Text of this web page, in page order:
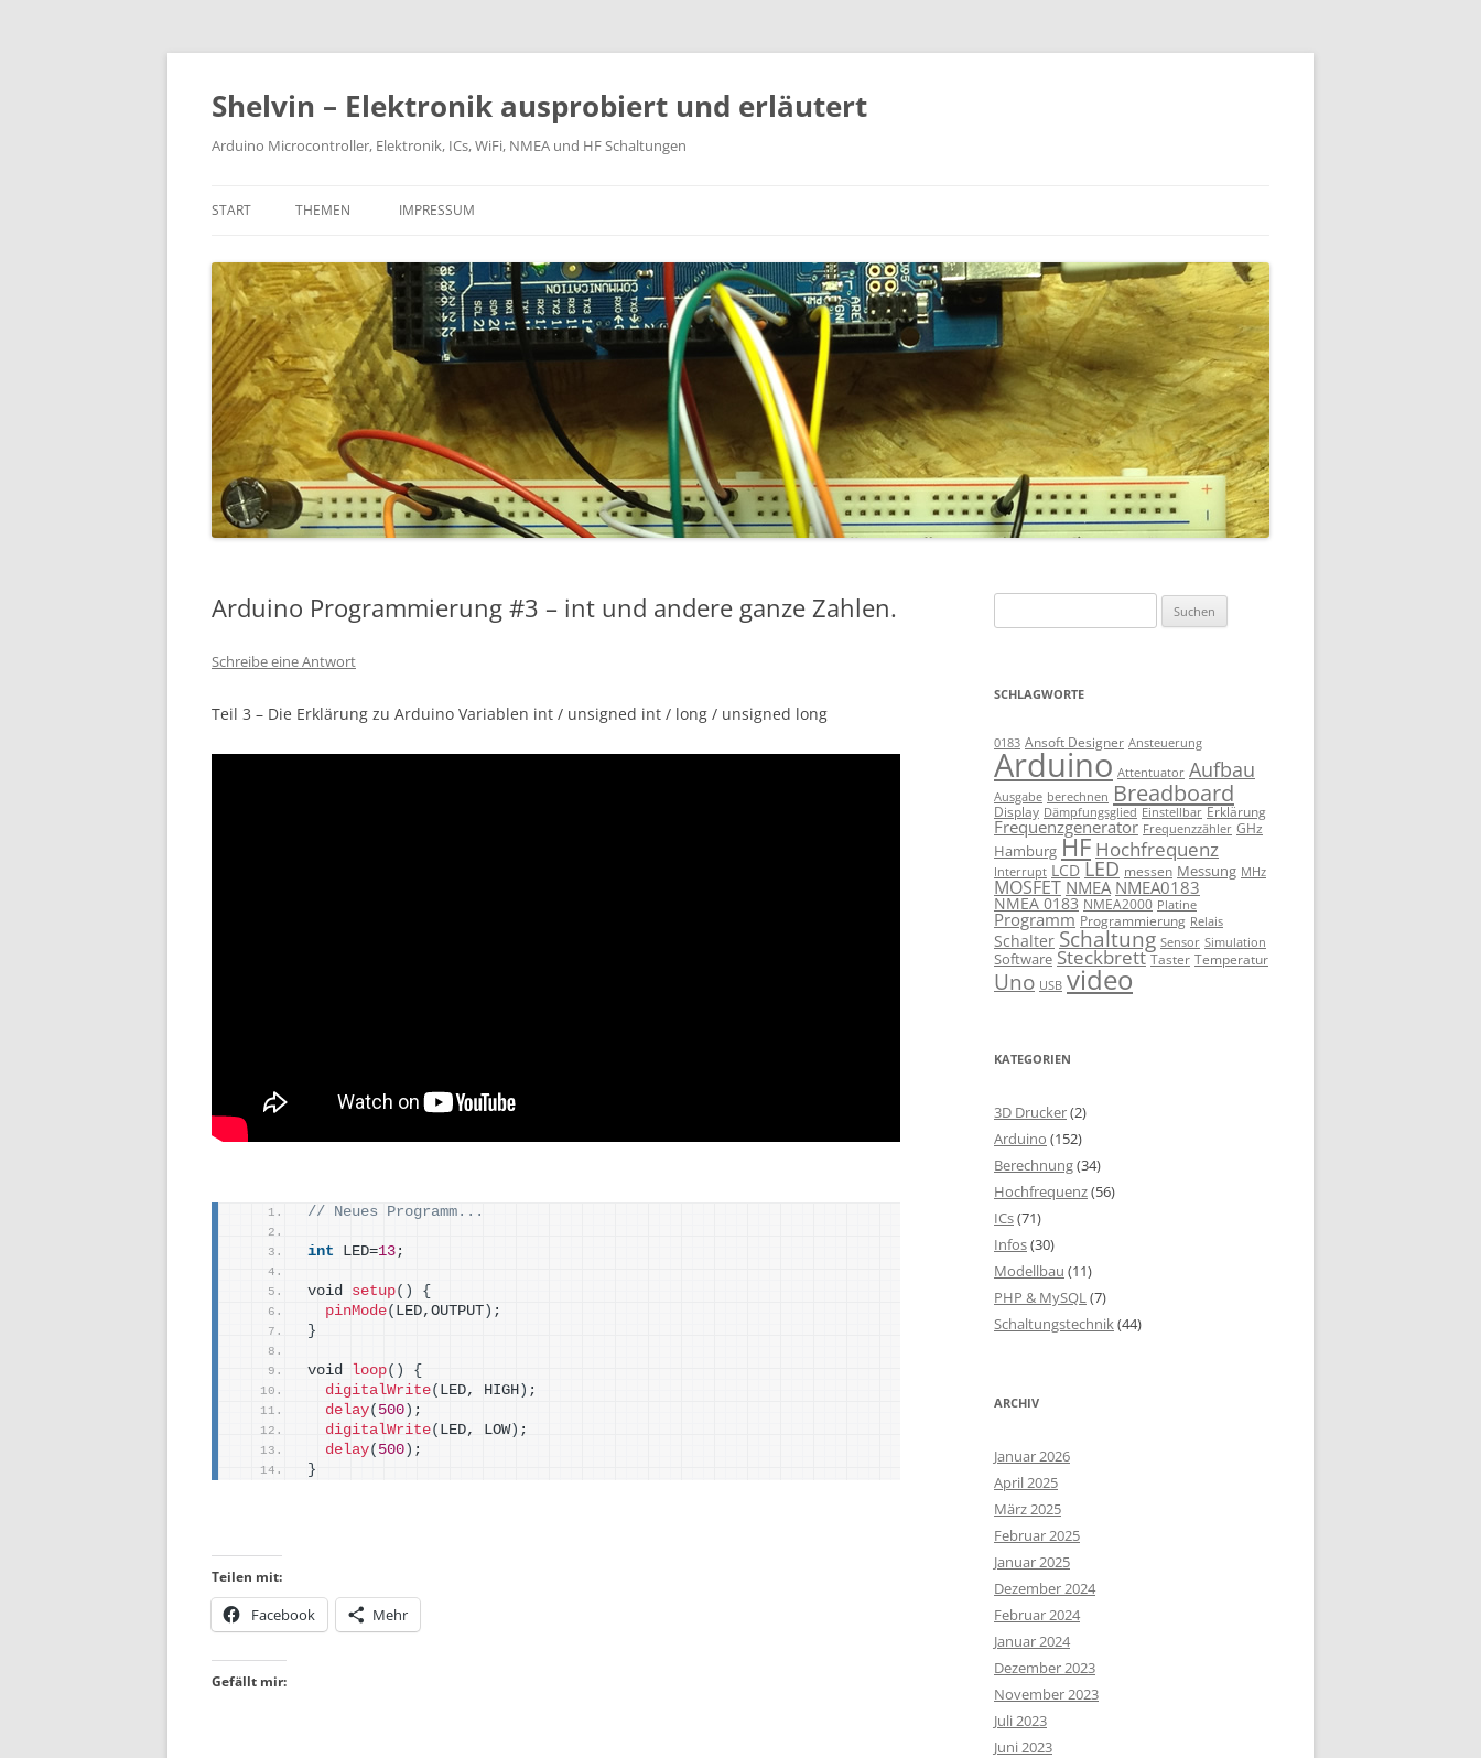
Zum
springen
Shelvin – Elektronik ausprobiert und erläutert
Arduino Microcontroller, Elektronik, ICs, WiFi, NMEA und HF Schaltungen
START THEMEN IMPRESSUM
Arduino Programmierung #3 – int und andere ganze Zahlen.
Schreibe eine Antwort
Teil 3 – Die Erklärung zu Arduino Variablen int / unsigned int / long / unsigned long
// Neues Programm...
int LED=13;
void setup()
{
pinMode( LED,OUTPUT ) ;
}
void loop()
{
digitalWrite( LED, HIGH ) ;
delay( 500 ) ;
digitalWrite( LED, LOW) ;
delay( 500 ) ;
}
Teilen mit:
Facebook Mehr
Gefällt mir:
nach:
SCHLAGWORTE
0183 Ansoft Designer Ansteuerung
Arduino Attentuator Aufbau
Ausgabe berechnen Breadboard
Display Dämpfungsglied Einstellbar Erklärung
Frequenzgenerator Frequenzzähler GHz
Hamburg HF Hochfrequenz
Interrupt LCD LED messen Messung MHz
MOSFET NMEA NMEA0183
NMEA 0183 NMEA2000 Platine
Programm Programmierung Relais
Schalter Schaltung Sensor Simulation
Software Steckbrett Taster Temperatur
Uno USB video
KATEGORIEN
3D Drucker(2)
Arduino (152)
Berechnung(34)
Hochfrequenz(56)
ICs(71)
Infos(30)
Modellbau (11)
PHP & MySQL(7)
Schaltungstechnik(44)
ARCHIV
Januar 2026
April 2025
März 2025
Februar 2025
Januar 2025
Dezember 2024
Februar 2024
Januar 2024
Dezember 2023
November 2023
Juli 2023
Juni 2023